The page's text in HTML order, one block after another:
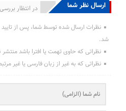
ارسال نظر شما در انتظار بررسی انتشار یافته : 0
نظرات ارسال شده توسط شما، پس از
شد.
نظراتی که حاوی تهمت یا افترا باشد
نظراتی که به غیر از زبان فارسی یا غیر